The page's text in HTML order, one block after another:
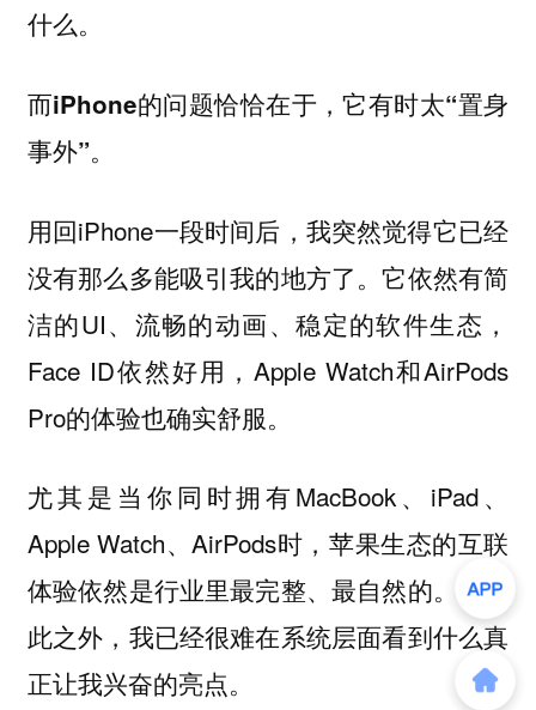
什么。
而iPhone的问题恰恰在于，它有时太“置身
事外”。
用回iPhone一段时间后，我突然觉得它已经
没有那么多能吸引我的地方了。它依然有简
洁的UI、流畅的动画、稳定的软件生态，
Face ID依然好用，Apple Watch和AirPods
Pro的体验也确实舒服。
尤其是当你同时拥有MacBook、iPad、
Apple Watch、AirPods时，苹果生态的互联
体验依然是行业里最完整、最自然的。但除
此之外，我已经很难在系统层面看到什么真
正让我兴奋的亮点。